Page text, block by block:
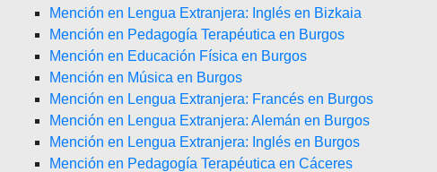
Mención en Lengua Extranjera: Inglés en Bizkaia
Mención en Pedagogía Terapéutica en Burgos
Mención en Educación Física en Burgos
Mención en Música en Burgos
Mención en Lengua Extranjera: Francés en Burgos
Mención en Lengua Extranjera: Alemán en Burgos
Mención en Lengua Extranjera: Inglés en Burgos
Mención en Pedagogía Terapéutica en Cáceres